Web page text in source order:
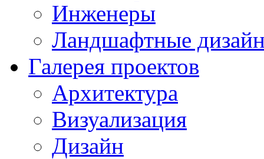
Инженеры
Ландшафтные
Галерея проектов
Архитектура
Визуализация
Дизайн